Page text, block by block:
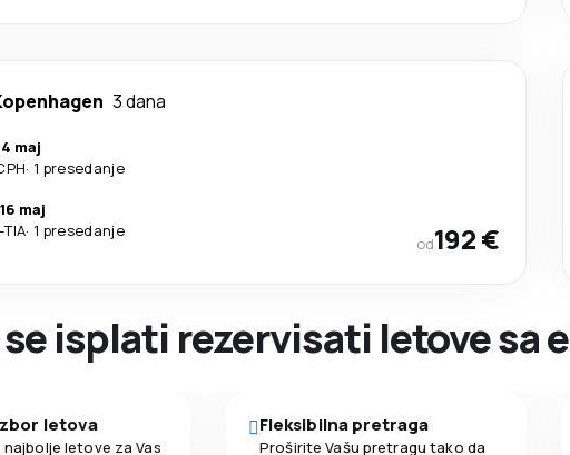
3 dana
maj
· 1 presedanje
maj
-TIA· 1 presedanje
od192 €
isplati rezervisati letove sa
letova
letove za Vas
Fleksibilna pretraga
Proširite Vašu pretragu tako da